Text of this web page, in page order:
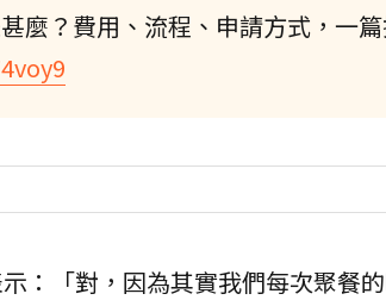
麼？費用、流程、申請方式，一
：「對，因為其實我們每次聚餐